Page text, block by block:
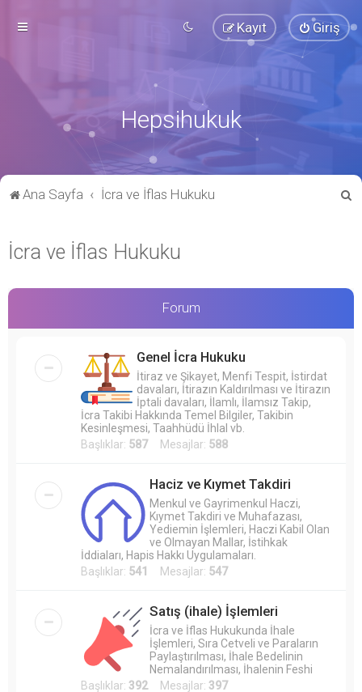
Giriş
Kayıt
Hepsihukuk
Ana Sayfa İcra ve İflas Hukuku
İcra ve İflas Hukuku
Forum
Genel İcra Hukuku
İtiraz ve Şikayet, Menfi Tespit, İstirdat
davaları, İtirazın Kaldırılması ve İtirazın
İptali davaları, İlamlı, İlamsız Takip,
İcra Takibi Hakkında Temel Bilgiler, Takibin
Kesinleşmesi, Taahhüdü İhlal vb.
Başlıklar: 587Mesajlar: 588
Haciz ve Kıymet Takdiri
Menkul ve Gayrimenkul Haczi,
Kıymet Takdiri ve Muhafazası,
Yediemin İşlemleri, Haczi Kabil Olan
ve Olmayan Mallar, İstihkak
İddiaları, Hapis Hakkı Uygulamaları.
Başlıklar: 541 Mesajlar: 547
Satış (ihale) İşlemleri
İcra ve İflas Hukukunda İhale
İşlemleri, Sıra Cetveli ve Paraların
Paylaştırılması, İhale Bedelinin
Nemalandırılması, İhalenin Feshi
Başlıklar: 392Mesajlar: 397